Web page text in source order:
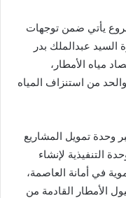
يأتي ضمن توجهات
السيد عبدالملك بدر
مياه الأمطار،
من استنزاف المياه
وحدة تمويل المشاريع
التنفيذية لإنشاء
في أمانة العاصمة،
الأمطار القادمة من